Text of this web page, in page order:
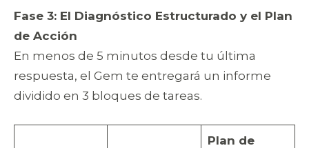
Fase 3: El Diagnóstico Estructurado y el Plan
de Acción
En menos de 5 minutos desde tu última
respuesta, el Gem te entregará un informe
dividido en 3 bloques de tareas.
Plan de